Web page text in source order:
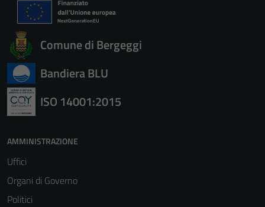
Comune di Bergeggi
Bandiera BLU
ISO 14001:2015
AMMINISTRAZIONE
Uffici
Organi di Governo
Politici